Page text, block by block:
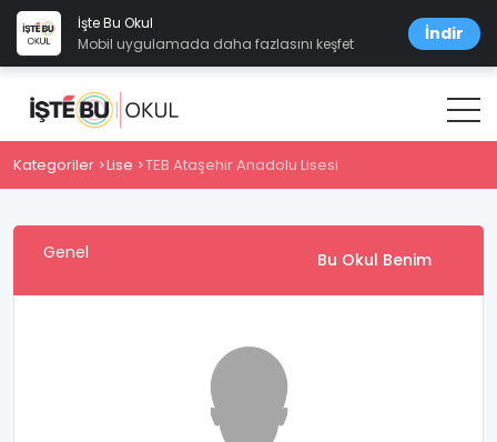
İşte Bu Okul
Mobil uygulamada daha fazlasını keşfet
İndir
Kategoriler Lise TEB Ataşehir Anadolu Lisesi
Genel Bu Okul Benim